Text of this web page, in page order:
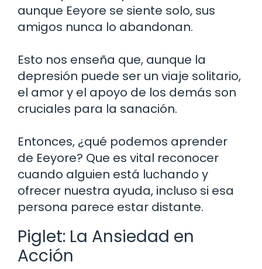
aunque Eeyore se siente solo, sus
amigos nunca lo abandonan.
Esto nos enseña que, aunque la
depresión puede ser un viaje solitario,
el amor y el apoyo de los demás son
cruciales para la sanación.
Entonces, ¿qué podemos aprender
de Eeyore? Que es vital reconocer
cuando alguien está luchando y
ofrecer nuestra ayuda, incluso si esa
persona parece estar distante.
Piglet: La Ansiedad en
Acción